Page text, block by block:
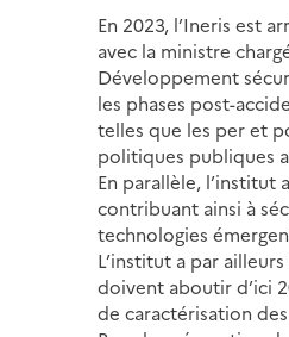
En 2023, l’Ineris est
avec la ministre
Développement
les phases post-
telles que les per et
politiques publiques
En parallèle, l’institut
contribuant ainsi à
technologies
L’institut a par
doivent aboutir d’ici
de caractérisation